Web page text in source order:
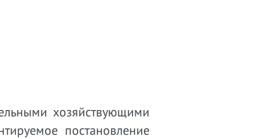
хозяйствующими
постановление